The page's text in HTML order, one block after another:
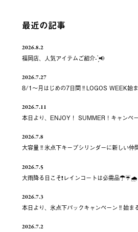
最近の記事
2026.8.2
福岡店、人気アイテムご紹介- ̗̀📢
2026.7.27
8/1～月はじめの7日間‼️LOGOS WEEK始ま
2026.7.11
本日より、ENJOY！ SUMMER！キャンペ
2026.7.8
大容量‼️氷点下キープシリンダーに新しい仲
2026.7.5
大雨降る日こそ❗️レインコートは必需品☂️☔️🌧
2026.7.3
本日より、氷点下パックキャンペーン‼️始ま
2026.7.2